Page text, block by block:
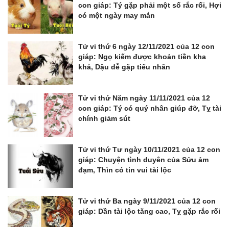
con giáp: Tý gặp phải một số rắc rối, Hợi
có một ngày may mắn
Tử vi thứ 6 ngày 12/11/2021 của 12 con
giáp: Ngọ kiếm được khoản tiền kha
khá, Dậu dễ gặp tiểu nhân
Tử vi thứ Năm ngày 11/11/2021 của 12
con giáp: Tý có quý nhân giúp đỡ, Tỵ tài
chính giảm sút
Tử vi thứ Tư ngày 10/11/2021 của 12 con
giáp: Chuyện tình duyên của Sửu ảm
đạm, Thìn có tin vui tài lộc
Tử vi thứ Ba ngày 9/11/2021 của 12 con
giáp: Dần tài lộc tăng cao, Tỵ gặp rắc rối